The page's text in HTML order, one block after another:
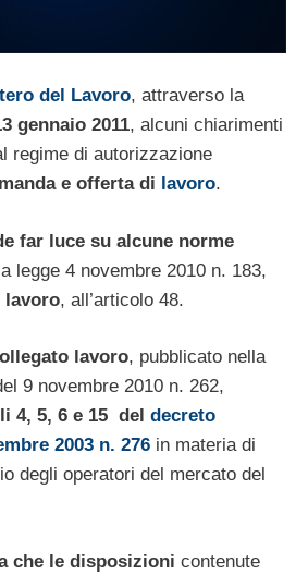
del Lavoro, attraverso la
gennaio 2011, alcuni chiarimenti
regime di autorizzazione
e offerta di lavoro.
far luce su alcune norme
legge 4 novembre 2010 n. 183,
lavoro, all’articolo 48.
lavoro, pubblicato nella
9 novembre 2010 n. 262,
4, 5, 6 e 15 del decreto
2003 n. 276 in materia di
degli operatori del mercato del
che le disposizioni contenute